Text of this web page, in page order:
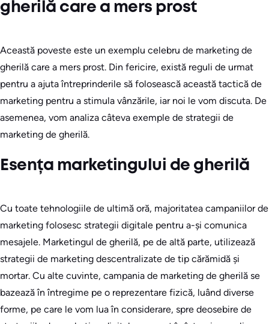
gherilă care a mers prost
Această poveste este un exemplu celebru de marketing de
gherilă care a mers prost. Din fericire, există reguli de urmat
pentru a ajuta întreprinderile să folosească această tactică de
marketing pentru a stimula vânzările, iar noi le vom discuta. De
asemenea, vom analiza câteva exemple de strategii de
marketing de gherilă.
Esența marketingului de gherilă
Cu toate tehnologiile de ultimă oră, majoritatea campaniilor de
marketing folosesc strategii digitale pentru a-și comunica
mesajele. Marketingul de gherilă, pe de altă parte, utilizează
strategii de marketing descentralizate de tip cărămidă și
mortar. Cu alte cuvinte, campania de marketing de gherilă se
bazează în întregime pe o reprezentare fizică, luând diverse
forme, pe care le vom lua în considerare, spre deosebire de